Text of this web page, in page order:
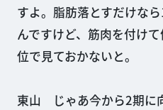
すよ。脂肪落とすだけな
んですけど、筋肉を付け
位で見ておかないと。
東山 じゃあ今から2期に